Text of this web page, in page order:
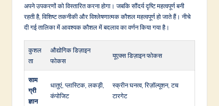
अपने उपकरणों को विस्तारित करना होगा। जबकि सौंदर्य दृष्टि महत्वपूर्ण बनी
रहती है, विशिष्ट तकनीकी और विश्लेषणात्मक कौशल महत्वपूर्ण हो जाते हैं। नीचे
दी गई तालिका में आवश्यक कौशल में बदलाव का वर्णन किया गया है।
कुशल
ता
औद्योगिक डिज़ाइन
फोकस
यूएक्स डिज़ाइन फोकस
साम
ग्री
ज्ञान
धातुएं, प्लास्टिक, लकड़ी,
कंपोजिट
स्क्रीन घनत्व, रिज़ॉल्यूशन, टच
टारगेट